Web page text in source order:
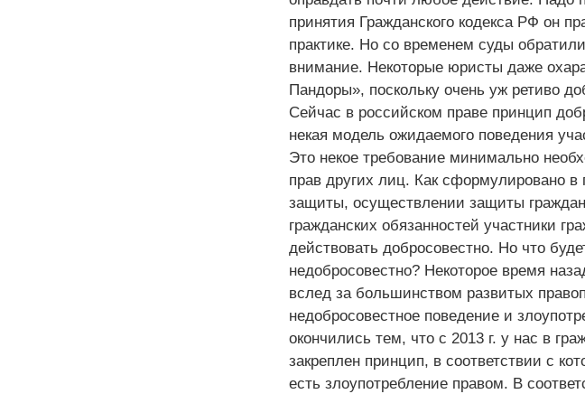
принятия Гражданского кодекса РФ он
практике. Но со временем суды
внимание. Некоторые юристы даже
Пандоры», поскольку очень уж ретиво
Сейчас в российском праве принцип
некая модель ожидаемого поведения
Это некое требование минимально
прав других лиц. Как сформулировано
защиты, осуществлении защиты
гражданских обязанностей участники
действовать добросовестно. Но что
недобросовестно? Некоторое время
вслед за большинством развитых
недобросовестное поведение и
окончились тем, что с 2013 г. у нас в
закреплен принцип, в соответствии с
есть злоупотребление правом. В